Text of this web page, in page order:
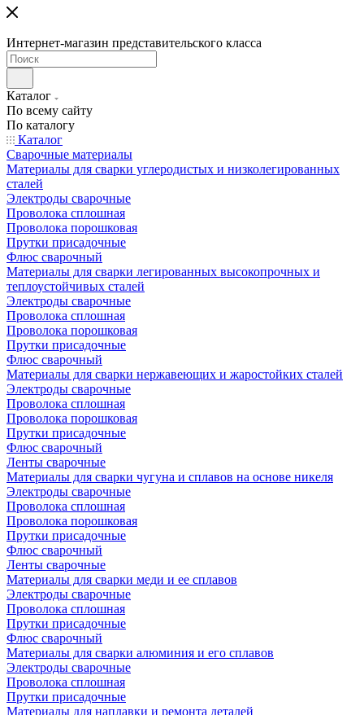
Интернет-магазин представительского класса
Каталог
По всему сайту
По каталогу
Каталог
Сварочные материалы
Материалы для сварки углеродистых и низколегированных
сталей
Электроды сварочные
Проволока сплошная
Проволока порошковая
Прутки присадочные
Флюс сварочный
Материалы для сварки легированных высокопрочных и
теплоустойчивых сталей
Электроды сварочные
Проволока сплошная
Проволока порошковая
Прутки присадочные
Флюс сварочный
Материалы для сварки нержавеющих и жаростойких сталей
Электроды сварочные
Проволока сплошная
Проволока порошковая
Прутки присадочные
Флюс сварочный
Ленты сварочные
Материалы для сварки чугуна и сплавов на основе никеля
Электроды сварочные
Проволока сплошная
Проволока порошковая
Прутки присадочные
Флюс сварочный
Ленты сварочные
Материалы для сварки меди и ее сплавов
Электроды сварочные
Проволока сплошная
Прутки присадочные
Флюс сварочный
Материалы для сварки алюминия и его сплавов
Электроды сварочные
Проволока сплошная
Прутки присадочные
Материалы для наплавки и ремонта деталей